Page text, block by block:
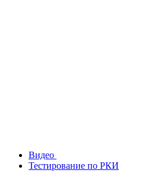
Видео
Тестирование по РКИ